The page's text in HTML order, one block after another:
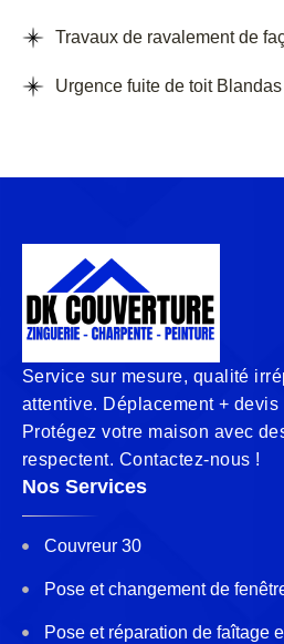
Travaux de ravalement de
Urgence fuite de toit
Service sur mesure, qualité
attentive. Déplacement + devis
Protégez votre maison avec
respectent. Contactez-nous !
Nos Services
Couvreur 30
Pose et changement de
Pose et réparation de faîtage